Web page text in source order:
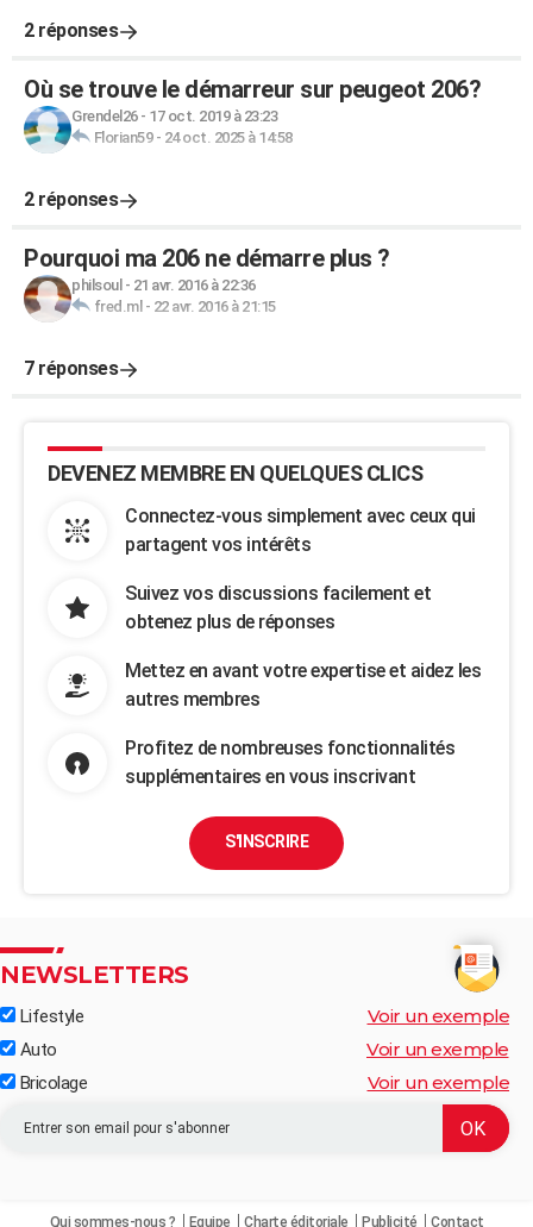
2 réponses
Où se trouve le démarreur sur peugeot 206?
Grendel26- 17 oct. 2019 à 23:23
Florian59- 24 oct. 2025 à 14:58
2 réponses
Pourquoi ma 206 ne démarre plus ?
philsoul - 21 avr. 2016 à 22:36
fred.ml - 22 avr. 2016 à 21:15
7 réponses
DEVENEZ MEMBRE EN QUELQUES CLICS
Connectez-vous simplement avec ceux qui
partagent vos intérêts
Suivez vos discussions facilement et
obtenez plus de réponses
Mettez en avant votre expertise et aidez les
autres membres
Profitez de nombreuses fonctionnalités
supplémentaires en vous inscrivant
S'INSCRIRE
NEWSLETTERS
Lifestyle Voir un exemple
Auto Voir un exemple
Bricolage Voir un exemple
Qui sommes-nous ? Equipe Charte éditoriale Publicité Contact